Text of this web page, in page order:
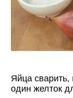
Яйца сварить,
один желток